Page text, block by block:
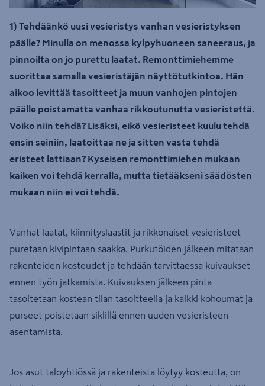
1) Tehdäänkö uusi vesieristys vanhan vesieristyksen
päälle? Minulla on menossa kylpyhuoneen saneeraus, ja
pinnoilta on jo purettu laatat. Remonttimiehemme
suorittaa samalla vesieristäjän näyttötutkintoa. Hän
aikoo levittää tasoitteet ja muun vanhojen pintojen
päälle poistamatta vanhaa rikkoutunutta vesieristettä.
Voiko niin tehdä? Lisäksi, eikö vesieristeet kuulu tehdä
ensin seiniin, laatoittaa ne ja sitten vasta tehdä
eristeet lattiaan? Kyseisen remonttimiehen mukaan
kaiken voi tehdä kerralla, mutta tietääkseni säädösten
mukaan niin ei voi tehdä.
Vanhat laatat, kiinnityslaastit ja rikkonaiset vesieristeet
puretaan kivipintaan saakka. Purkutöiden jälkeen mitataan
rakenteiden kosteudet ja tehdään tarvittaessa kuivaukset
ennen työn jatkamista. Kuivauksen jälkeen pinta
tasoitetaan kostean tilan tasoitteella ja kaikki kohoumat ja
purseet poistetaan siklillä ennen uuden vesieristeen
asentamista.
Jos asut taloyhtiössä ja rakenteista löytyy kosteutta, on